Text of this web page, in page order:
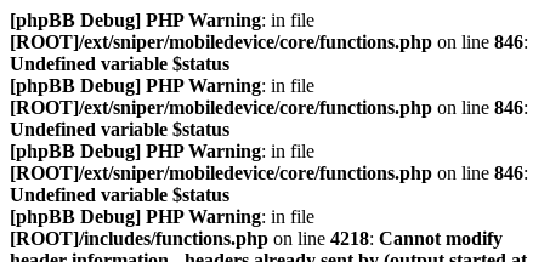
[phpBB Debug] PHP Warning: in file
[ROOT]/ext/sniper/mobiledevice/core/functions.php on line 846:
Undefined variable $status
[phpBB Debug] PHP Warning: in file
[ROOT]/ext/sniper/mobiledevice/core/functions.php on line 846:
Undefined variable $status
[phpBB Debug] PHP Warning: in file
[ROOT]/ext/sniper/mobiledevice/core/functions.php on line 846:
Undefined variable $status
[phpBB Debug] PHP Warning: in file
[ROOT]/includes/functions.php on line 4218: Cannot modify